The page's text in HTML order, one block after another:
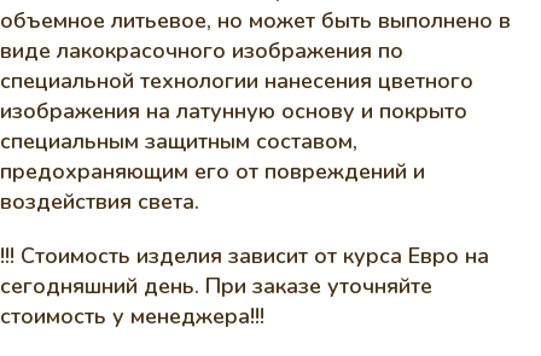
объемное литьевое, но может быть выполнено в
виде лакокрасочного изображения по
специальной технологии нанесения цветного
изображения на латунную основу и покрыто
специальным защитным составом,
предохраняющим его от повреждений и
воздействия света.
!!! Стоимость изделия зависит от курса Евро на
сегодняшний день. При заказе уточняйте
стоимость у менеджера!!!